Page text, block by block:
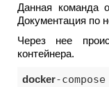
Данная команда
Документация по
Через нее
контейнера.
docker-